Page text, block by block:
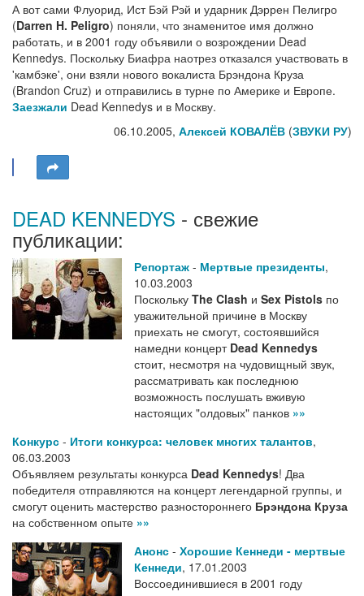
А вот сами Флуорид, Ист Бэй Рэй и ударник Дэррен Пелигро
(Darren H. Peligro) поняли, что знаменитое имя должно
работать, и в 2001 году объявили о возрождении Dead
Kennedys. Поскольку Биафра наотрез отказался участвовать в
'камбэке', они взяли нового вокалиста Брэндона Круза
(Brandon Cruz) и отправились в турне по Америке и Европе.
Заезжали Dead Kennedys и в Москву.
06.10.2005, Алексей КОВАЛЁВ (ЗВУКИ РУ)
DEAD KENNEDYS - свежие
публикации:
Репортаж - Мертвые президенты,
10.03.2003
Поскольку The Clash и Sex Pistols по
уважительной причине в Москву
приехать не смогут, состоявшийся
намедни концерт Dead Kennedys
стоит, несмотря на чудовищный звук,
рассматривать как последнюю
возможность послушать вживую
настоящих "олдовых" панков »»
Конкурс - Итоги конкурса: человек многих талантов,
06.03.2003
Объявляем результаты конкурса Dead Kennedys! Два
победителя отправляются на концерт легендарной группы, и
смогут оценить мастерство разностороннего Брэндона Круза
на собственном опыте »»
Анонс - Хорошие Кеннеди - мертвые
Кеннеди, 17.01.2003
Воссоединившиеся в 2001 году